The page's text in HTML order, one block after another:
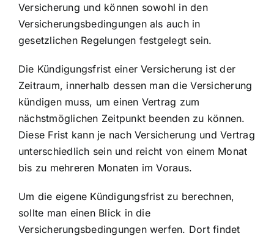
Versicherung und können sowohl in den
Versicherungsbedingungen als auch in
gesetzlichen Regelungen festgelegt sein.
Die Kündigungsfrist einer Versicherung ist der
Zeitraum, innerhalb dessen man die Versicherung
kündigen muss, um einen Vertrag zum
nächstmöglichen Zeitpunkt beenden zu können.
Diese Frist kann je nach Versicherung und Vertrag
unterschiedlich sein und reicht von einem Monat
bis zu mehreren Monaten im Voraus.
Um die eigene Kündigungsfrist zu berechnen,
sollte man einen Blick in die
Versicherungsbedingungen werfen. Dort findet